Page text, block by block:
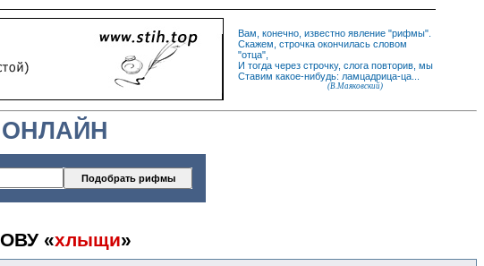
Вам, конечно, известно явление "рифмы".
Скажем, строчка окончилась словом
"отца",
И тогда через строчку, слога повторив, мы
Ставим какое-нибудь: ламцадрица-ца...
(В.Маяковский)
«хлыщи»